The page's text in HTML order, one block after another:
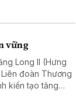
vững
Long II (Hưng
đoàn Thương
kiến tạo tăng